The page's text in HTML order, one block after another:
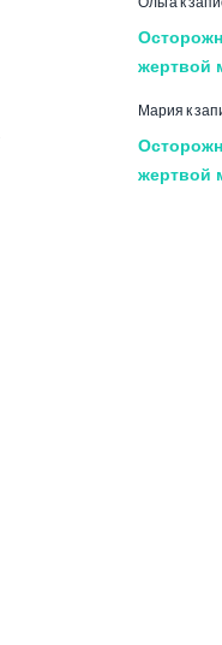
жертвой
Мария к
жертвой